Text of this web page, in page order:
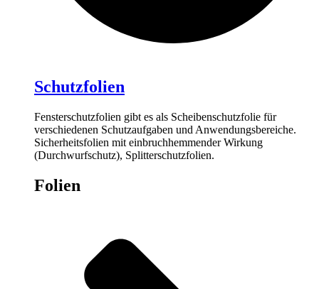
Schutzfolien
Fensterschutzfolien gibt es als Scheibenschutzfolie für
verschiedenen Schutzaufgaben und Anwendungsbereiche.
Sicherheitsfolien mit einbruchhemmender Wirkung
(Durchwurfschutz), Splitterschutzfolien.
Folien